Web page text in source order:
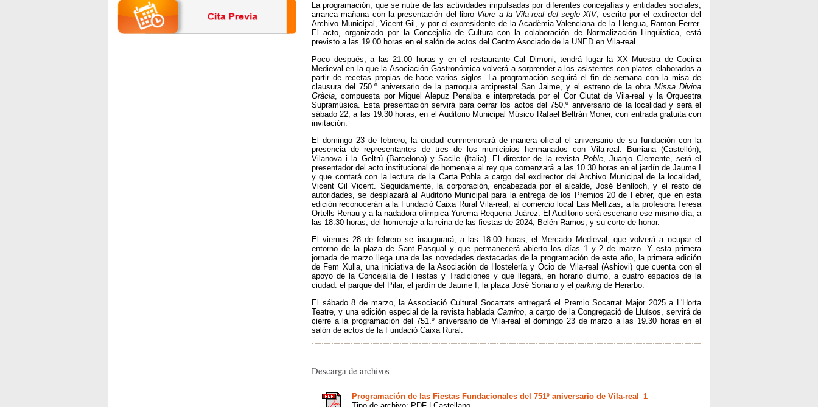
La programación, que se nutre de las actividades impulsadas por diferentes concejalías y entidades sociales,
arranca mañana con la presentación del libro Viure a la Vila-real del segle XIV, escrito por el exdirector del
Archivo Municipal, Vicent Gil, y por el expresidente de la Acadèmia Valenciana de la Llengua, Ramon Ferrer.
El acto, organizado por la Concejalía de Cultura con la colaboración de Normalización Lingüística, está
previsto a las 19.00 horas en el salón de actos del Centro Asociado de la UNED en Vila-real.
Poco después, a las 21.00 horas y en el restaurante Cal Dimoni, tendrá lugar la XX Muestra de Cocina
Medieval en la que la Asociación Gastronómica volverá a sorprender a los asistentes con platos elaborados a
partir de recetas propias de hace varios siglos. La programación seguirá el fin de semana con la misa de
clausura del 750.º aniversario de la parroquia arciprestal San Jaime, y el estreno de la obra Missa Divina
Gràcia , compuesta por Miguel Alepuz Penalba e interpretada por el Cor Ciutat de Vila-real y la Orquestra
Supramúsica. Esta presentación servirá para cerrar los actos del 750.º aniversario de la localidad y será el
sábado 22, a las 19.30 horas, en el Auditorio Municipal Músico Rafael Beltrán Moner, con entrada gratuita con
invitación.
El domingo 23 de febrero, la ciudad conmemorará de manera oficial el aniversario de su fundación con la
presencia de representantes de tres de los municipios hermanados con Vila-real: Burriana (Castellón),
Vilanova i la Geltrú (Barcelona) y Sacile (Italia). El director de la revistaPoble , Juanjo Clemente, será el
presentador del acto institucional de homenaje al rey que comenzará a las 10.30 horas en el jardín de Jaume I
y que contará con la lectura de la Carta Pobla a cargo del exdirector del Archivo Municipal de la localidad,
Vicent Gil Vicent. Seguidamente, la corporación, encabezada por el alcalde, José Benlloch, y el resto de
autoridades, se desplazará al Auditorio Municipal para la entrega de los Premios 20 de Febrer, que en esta
edición reconocerán a la Fundació Caixa Rural Vila-real, al comercio local Las Mellizas, a la profesora Teresa
Ortells Renau y a la nadadora olímpica Yurema Requena Juárez. El Auditorio será escenario ese mismo día, a
las 18.30 horas, del homenaje a la reina de las fiestas de 2024, Belén Ramos, y su corte de honor.
El viernes 28 de febrero se inaugurará, a las 18.00 horas, el Mercado Medieval, que volverá a ocupar el
entorno de la plaza de Sant Pasqual y que permanecerá abierto los días 1 y 2 de marzo. Y esta primera
jornada de marzo llega una de las novedades destacadas de la programación de este año, la primera edición
de Fem Xulla, una iniciativa de la Asociación de Hostelería y Ocio de Vila-real (Ashiovi) que cuenta con el
apoyo de la Concejalía de Fiestas y Tradiciones y que llegará, en horario diurno, a cuatro espacios de la
ciudad: el parque del Pilar, el jardín de Jaume I, la plaza José Soriano y el parking de Herarbo.
El sábado 8 de marzo, la Associació Cultural Socarrats entregará el Premio Socarrat Major 2025 a L'Horta
Teatre, y una edición especial de la revista hablada Camino, a cargo de la Congregació de Lluïsos, servirá de
cierre a la programación del 751.º aniversario de Vila-real el domingo 23 de marzo a las 19.30 horas en el
salón de actos de la Fundació Caixa Rural.
Descarga de archivos
Programación de las Fiestas Fundacionales del 751º aniversario de Vila-real_1